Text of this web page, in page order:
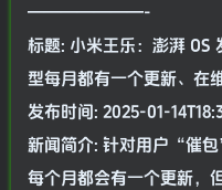
———————-
标题: 小米王乐：澎湃 OS
型每月都有一个更新、在
发布时间: 2025-01-
新闻简介: 针对用户“催
每个月都会有一个更新，